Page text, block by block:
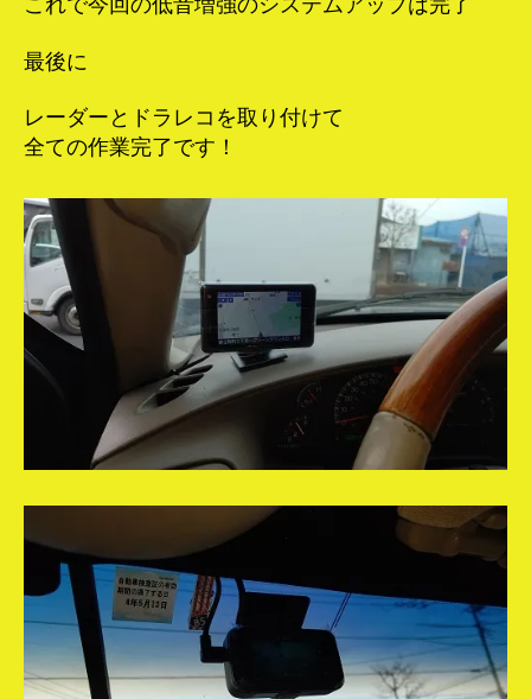
これで今回の低音増強のシステムアップは完了
最後に
レーダーとドラレコを取り付けて
全ての作業完了です！